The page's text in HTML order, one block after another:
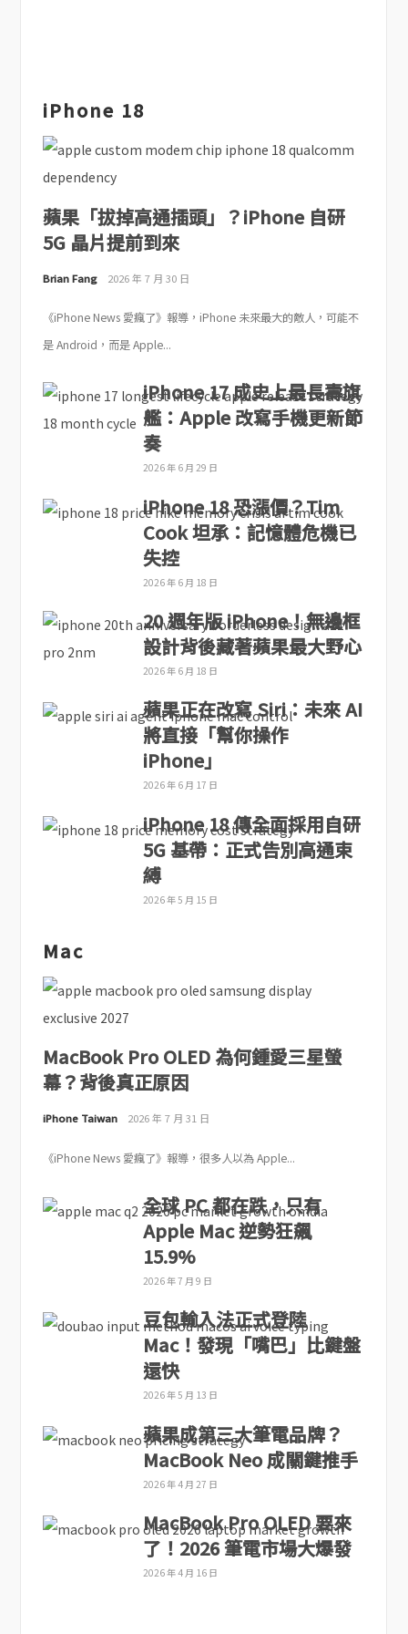
iPhone 18
蘋果「拔掉高通插頭」？iPhone 自研
5G 晶片提前到來
Brian Fang 2026 年 7 月 30 日
《iPhone News 愛瘋了》報導，iPhone 未來最大的敵人，可能不
是 Android，而是 Apple...
iPhone 17 成史上最長壽旗
艦：Apple 改寫手機更新節
奏
2026 年 6 月 29 日
iPhone 18 恐漲價？Tim
Cook 坦承：記憶體危機已
失控
2026 年 6 月 18 日
20 週年版 iPhone！無邊框
設計背後藏著蘋果最大野心
2026 年 6 月 18 日
蘋果正在改寫 Siri：未來 AI
將直接「幫你操作
iPhone」
2026 年 6 月 17 日
iPhone 18 傳全面採用自研
5G 基帶：正式告別高通束
縛
2026 年 5 月 15 日
Mac
MacBook Pro OLED 為何鍾愛三星螢
幕？背後真正原因
iPhone Taiwan 2026 年 7 月 31 日
《iPhone News 愛瘋了》報導，很多人以為 Apple...
全球 PC 都在跌，只有
Apple Mac 逆勢狂飆
15.9%
2026 年 7 月 9 日
豆包輸入法正式登陸
Mac！發現「嘴巴」比鍵盤
還快
2026 年 5 月 13 日
蘋果成第三大筆電品牌？
MacBook Neo 成關鍵推手
2026 年 4 月 27 日
MacBook Pro OLED 要來
了！2026 筆電市場大爆發
2026 年 4 月 16 日